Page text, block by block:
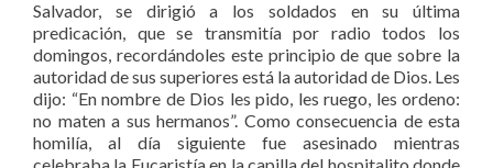
Salvador, se dirigió a los soldados en su última
predicación, que se transmitía por radio todos los
domingos, recordándoles este principio de que sobre la
autoridad de sus superiores está la autoridad de Dios. Les
dijo: “En nombre de Dios les pido, les ruego, les ordeno:
no maten a sus hermanos”. Como consecuencia de esta
homilía, al día siguiente fue asesinado mientras
celebraba la Eucaristía en la capilla del hospitalito donde